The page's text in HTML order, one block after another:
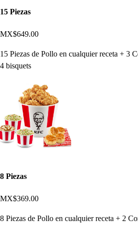
15 Piezas
MX$649.00
15 Piezas de Pollo en cualquier receta + 3
4 bisquets
8 Piezas
MX$369.00
8 Piezas de Pollo en cualquier receta + 2